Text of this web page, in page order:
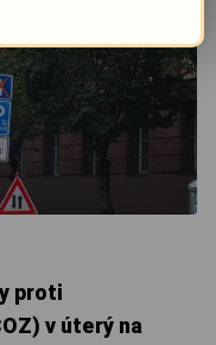
proti
v úterý na